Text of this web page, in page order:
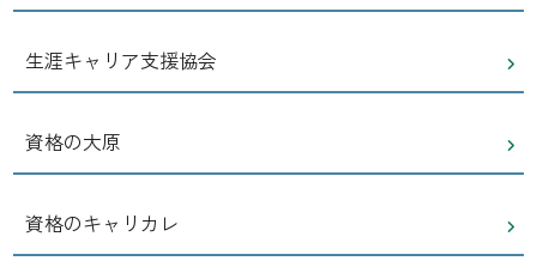
生涯キャリア支援協会
資格の大原
資格のキャリカレ